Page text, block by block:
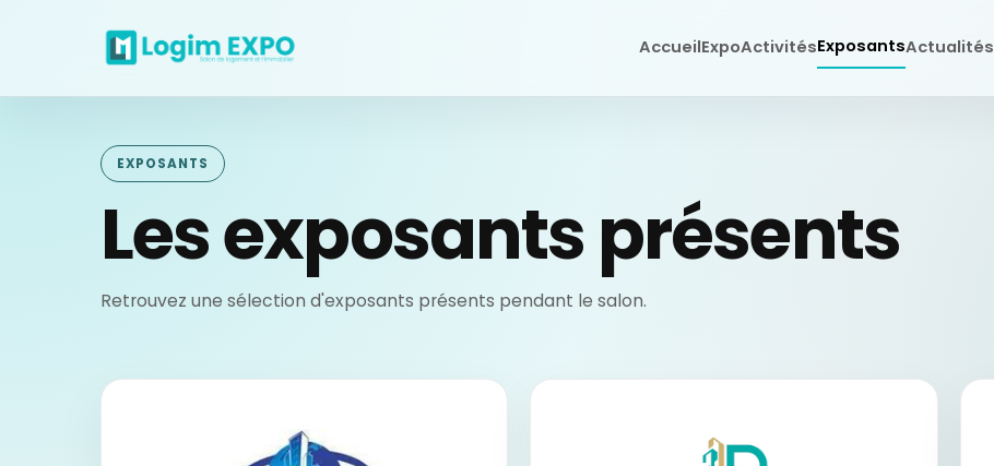
AccueilExpoActivitésExposantsActualités
EXPOSANTS
Les exposants présents
Retrouvez une sélection d'exposants présents pendant le salon.